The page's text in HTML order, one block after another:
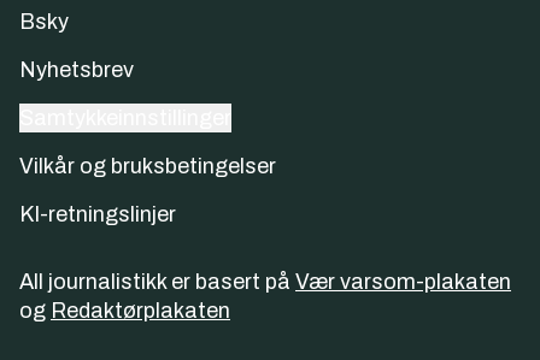
Bsky
Nyhetsbrev
Vilkår og bruksbetingelser
KI-retningslinjer
All journalistikk er basert på Vær varsom-plakaten
og Redaktørplakaten